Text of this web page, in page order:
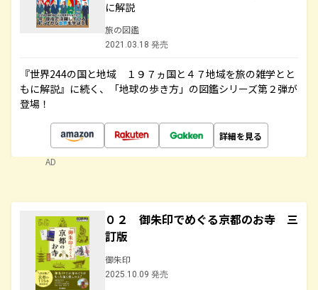
に解説
旅の図鑑
2021.03.18 発売
『世界244の国と地域 １９７ヵ国と４７地域を旅の雑学とと
もに解説』に続く、「地球の歩き方」の図鑑シリーズ第２弾が
登場！
詳細を見る
AD
０２ 御朱印でめぐる京都のお寺 三
訂版
御朱印
2025.10.09 発売